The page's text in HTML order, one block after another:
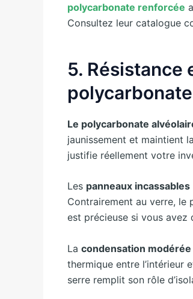
polycarbonate renforcée
Consultez leur catalogue
5. Résistance
Le polycarbonate
jaunissement et maintient
justifie réellement votre
Les panneaux incassables
Contrairement au verre, le
est précieuse si vous avez
La condensation modérée
thermique entre l’intérieur
serre remplit son rôle